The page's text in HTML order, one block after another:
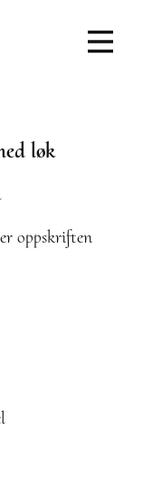
løk
oppskriften